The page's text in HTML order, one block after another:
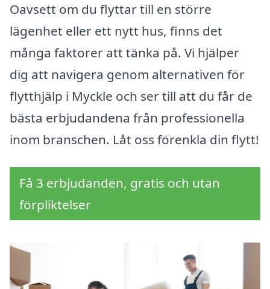
Oavsett om du flyttar till en större
lägenhet eller ett nytt hus, finns det
många faktorer att tänka på. Vi hjälper
dig att navigera genom alternativen för
flytthjälp i Myckle och ser till att du får de
bästa erbjudandena från professionella
inom branschen. Låt oss förenkla din flytt!
Få 3 erbjudanden, gratis och utan
förpliktelser